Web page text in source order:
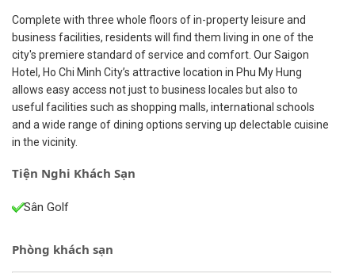
Complete with three whole floors of in-property leisure and
business facilities, residents will find them living in one of the
city's premiere standard of service and comfort. Our Saigon
Hotel, Ho Chi Minh City’s attractive location in Phu My Hung
allows easy access not just to business locales but also to
useful facilities such as shopping malls, international schools
and a wide range of dining options serving up delectable cuisine
in the vicinity.
Tiện Nghi Khách Sạn
Sân Golf
Phòng khách sạn